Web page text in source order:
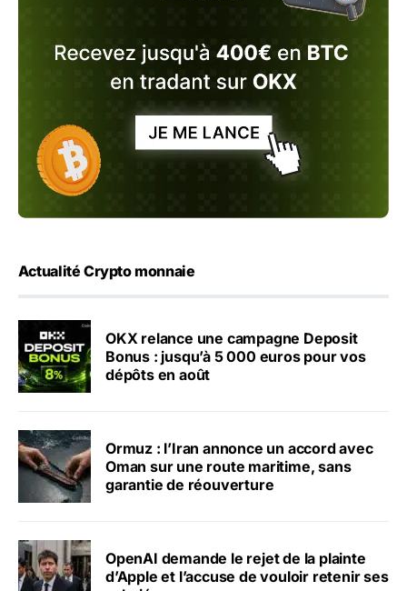
Actualité Crypto monnaie
OKX relance une campagne Deposit
Bonus : jusqu’à 5 000 euros pour vos
dépôts en août
Ormuz : l’Iran annonce un accord avec
Oman sur une route maritime, sans
garantie de réouverture
OpenAI demande le rejet de la plainte
d’Apple et l’accuse de vouloir retenir ses